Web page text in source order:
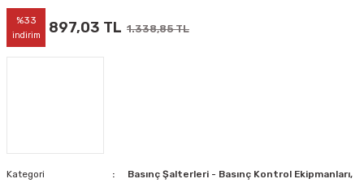
%33
indirim 897,03 TL 1.338,85 TL
Kategori
Basınç Şalterleri - Basınç Kontrol Ekipmanları,